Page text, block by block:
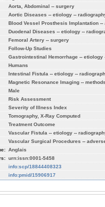
Aorta, Abdominal -- surgery
Aortic Diseases -- etiology --
Blood Vessel Prosthesis Implantation
Duodenal Diseases -- etiology --
Femoral Artery -- surgery
Follow-Up Studies
Gastrointestinal Hemorrhage -- etiology
Humans
Intestinal Fistula -- etiology --
Magnetic Resonance Imaging --
Male
Risk Assessment
Severity of Illness Index
Tomography, X-Ray Computed
Treatment Outcome
Vascular Fistula -- etiology --
Vascular Surgical Procedures --
Anglais
urn:issn:0001-5458
info:scp/18844408323
info:pmid/15906917